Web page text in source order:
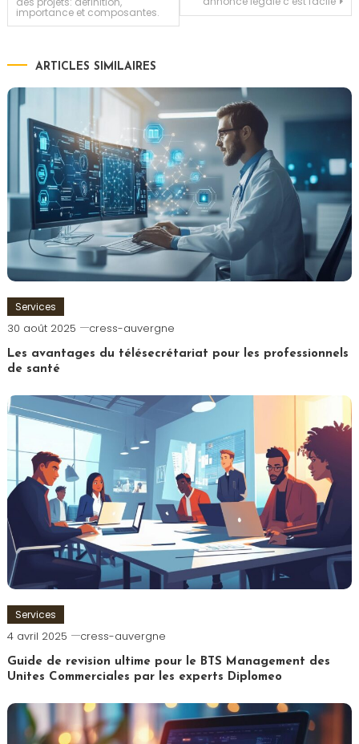
de
l’article
importance et composantes.
ARTICLES SIMILAIRES
Services
30 août 2025 cress-auvergne
Les avantages du télésecrétariat pour les professionnels
de santé
Services
4 avril 2025 cress-auvergne
Guide de revision ultime pour le BTS Management des
Unites Commerciales par les experts Diplomeo